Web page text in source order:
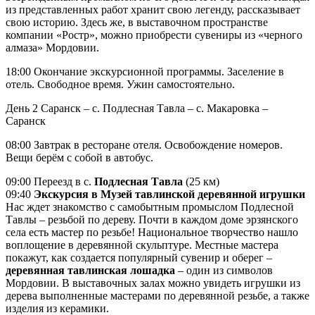
из представленных работ хранит свою легенду, рассказывает
свою историю. Здесь же, в выставочном пространстве
компании «Ростр», можно приобрести сувениры из «черного
алмаза» Мордовии.
18:00 Окончание экскурсионной программы. Заселение в
отель. Свободное время. Ужин самостоятельно.
День 2 Саранск – с. Подлесная Тавла – с. Макаровка –
Саранск
08:00 Завтрак в ресторане отеля. Освобождение номеров.
Вещи берём с собой в автобус.
09:00 Переезд в с. Подлесная Тавла (25 км)
09:40 Экскурсия в Музей тавлинской деревянной игрушки
Нас ждет знакомство с самобытным промыслом Подлесной
Тавлы – резьбой по дереву. Почти в каждом доме эрзянского
села есть мастер по резьбе! Национальное творчество нашло
воплощение в деревянной скульптуре. Местные мастера
покажут, как создается популярный сувенир и оберег –
деревянная тавлинская лошадка – один из символов
Мордовии. В выставочных залах можно увидеть игрушки из
дерева выполненные мастерами по деревянной резьбе, а также
изделия из керамики.